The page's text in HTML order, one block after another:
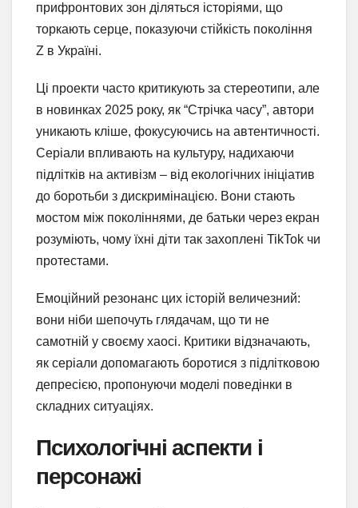
прифронтових зон діляться історіями, що
торкають серце, показуючи стійкість покоління
Z в Україні.
Ці проекти часто критикують за стереотипи, але
в новинках 2025 року, як “Стрічка часу”, автори
уникають кліше, фокусуючись на автентичності.
Серіали впливають на культуру, надихаючи
підлітків на активізм – від екологічних ініціатив
до боротьби з дискримінацією. Вони стають
мостом між поколіннями, де батьки через екран
розуміють, чому їхні діти так захоплені TikTok чи
протестами.
Емоційний резонанс цих історій величезний:
вони ніби шепочуть глядачам, що ти не
самотній у своєму хаосі. Критики відзначають,
як серіали допомагають боротися з підлітковою
депресією, пропонуючи моделі поведінки в
складних ситуаціях.
Психологічні аспекти і
персонажі